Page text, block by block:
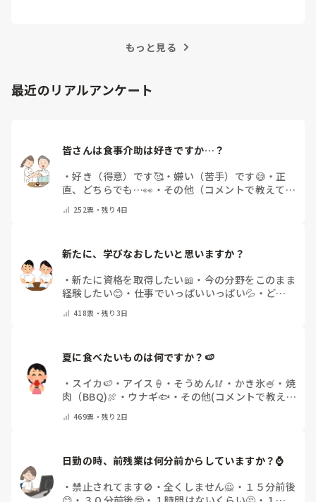
もっと見る
最近のリアルアンケート
皆さんは食事介助は好きですか…？
・好き（得意）です🥰・嫌い（苦手）です😅 ・ 正
直、どちらでも…👀 ・ その他（コメントで教えてく
252票・残り4日
新たに、学びなおしたいと思いますか？
・新たに資格を取得したい📖 ・ 今の分野をこのまま
経験したい😊 ・ 仕事でいっぱいいっぱい💦 ・ どん
教えてください）
418票・残り3日
夏に食べたいものは何ですか？🍉
・ スイカ🍉 ・ アイス🍦 ・ そうめん🥢 ・ かき氷🍧 ・ 焼
肉（BBQ)🍖 ・ ウナギ🐟 ・ その他(コメントで教え
469票・残り2日
日勤の時、前残業は何分前からしていますか？⌚
・禁止されてます🚫 ・ 全くしません🙅 ・ １５分前後